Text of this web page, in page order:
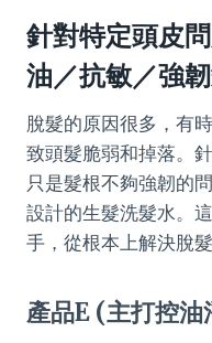
針對特定頭皮
油／抗敏／強韌
脫髮的原因很多，有
致頭髮脆弱和掉落。
只是髮根不夠強韌的
設計的生髮洗髮水。
手，從根本上解決脫髮
產品E (主打控